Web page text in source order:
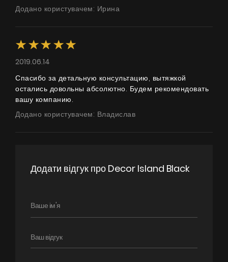
Продукти
Віртуальний салон
Де придбати
Співпраця
Додано користувачем: Ирина
2019.06.14
Спасибо за детальную консультацию, вытяжкой
остались довольны абсолютно. Будем рекомендовать
вашу компанию.
Додано користувачем: Владислав
Додати відгук про Decor Island Black